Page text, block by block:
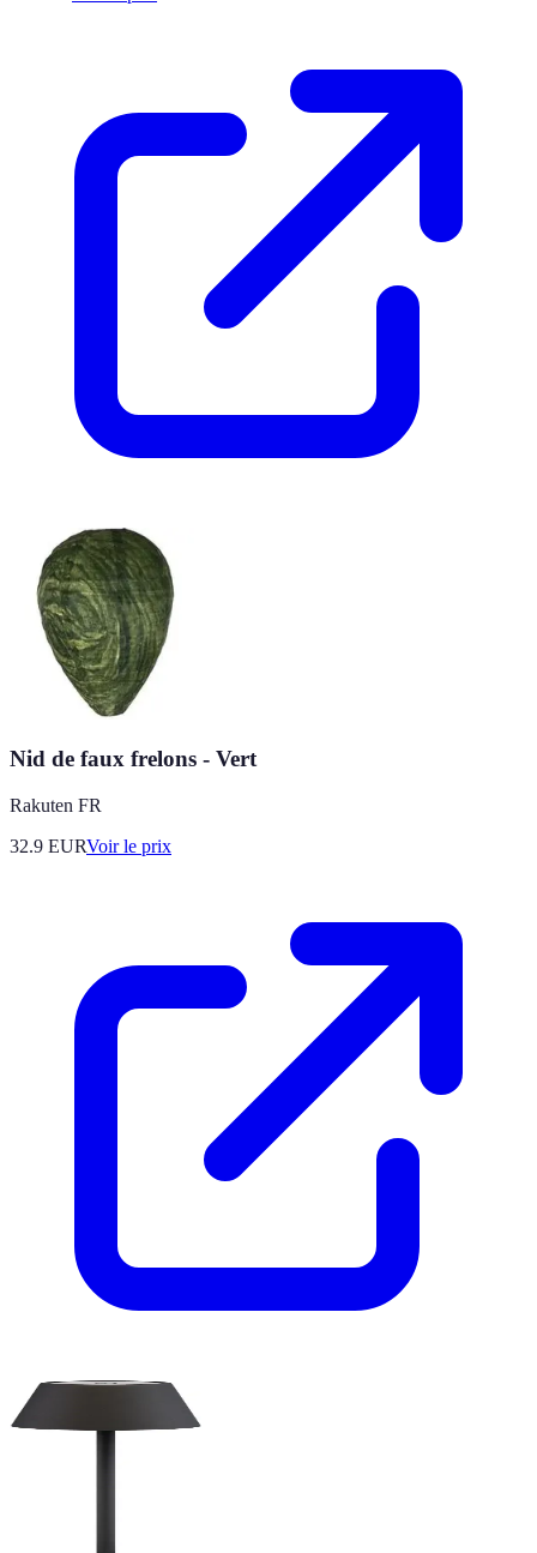
Nid de faux frelons - Vert
Rakuten FR
32.9 EURVoir le prix